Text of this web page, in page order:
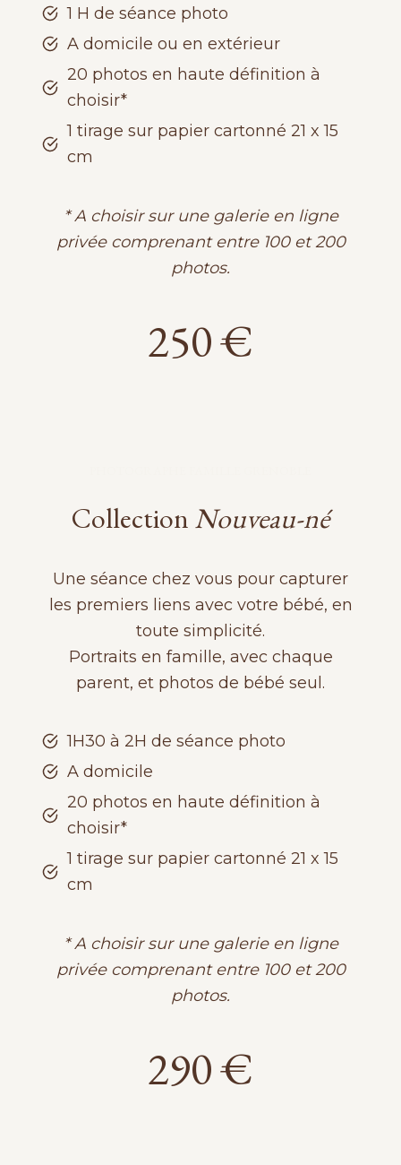
1 H de séance photo
A domicile ou en extérieur
20 photos en haute définition à
choisir*
1 tirage sur papier cartonné 21 x 15
cm
* A choisir sur une galerie en ligne
privée comprenant entre 100 et 200
photos.
250 €
CollectionNouveau-né
Une séance chez vous pour capturer
les premiers liens avec votre bébé, en
toute simplicité.
Portraits en famille, avec chaque
parent, et photos de bébé seul.
1H30 à 2H de séance photo
A domicile
20 photos en haute définition à
choisir*
1 tirage sur papier cartonné 21 x 15
cm
* A choisir sur une galerie en ligne
privée comprenant entre 100 et 200
photos.
290 €